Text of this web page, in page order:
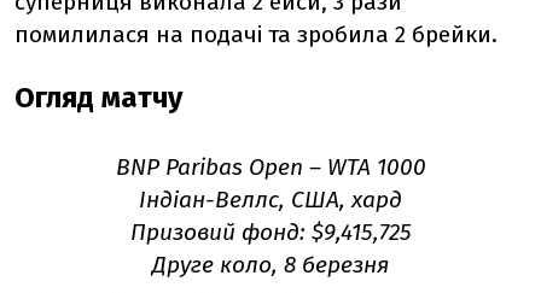
помилилася на подачі та зробила 2 брейки.
Огляд матчу
BNP Paribas Open – WTA 1000
Індіан-Веллс, США, хард
Призовий фонд: $9,415,725
Друге коло, 8 березня